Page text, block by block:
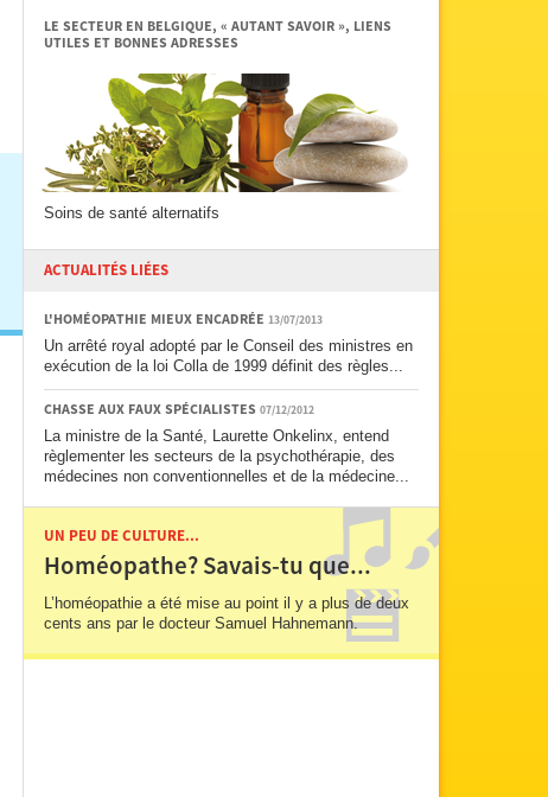
LE SECTEUR EN BELGIQUE, « AUTANT SAVOIR », LIENS
UTILES ET BONNES ADRESSES
Soins de santé alternatifs
ACTUALITÉS LIÉES
L'HOMÉOPATHIE MIEUX ENCADRÉE 13/07/2013
Un arrêté royal adopté par le Conseil des ministres en
exécution de la loi Colla de 1999 définit des règles...
CHASSE AUX FAUX SPÉCIALISTES 07/12/2012
La ministre de la Santé, Laurette Onkelinx, entend
règlementer les secteurs de la psychothérapie, des
médecines non conventionnelles et de la médecine...
UN PEU DE CULTURE...
Homéopathe? Savais-tu que...
L’homéopathie a été mise au point il y a plus de deux
cents ans par le docteur Samuel Hahnemann.